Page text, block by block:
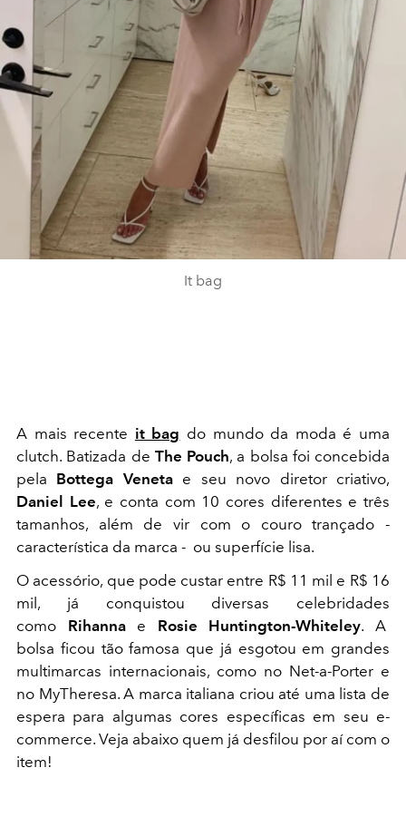
It bag
A mais recente it bag do mundo da moda é uma
clutch. Batizada de The Pouch, a bolsa foi concebida
pela Bottega Venetae seu novo diretor criativo,
Daniel Lee, e conta com 10 cores diferentes e três
tamanhos, além de vir com o couro trançado -
característica da marca - ou superfície lisa.
O acessório, que pode custar entre R$ 11 mil e R$ 16
mil, já conquistou diversas celebridades
como Rihannae Rosie Huntington-Whiteley. A
bolsa ficou tão famosa que já esgotou em grandes
multimarcas internacionais, como no Net-a-Porter e
no MyTheresa. A marca italiana criou até uma lista de
espera para algumas cores específicas em seu e-
commerce. Veja abaixo quem já desfilou por aí com o
item!